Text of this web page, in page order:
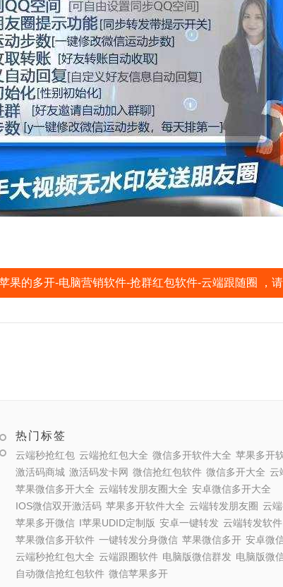
果的多开-电脑营销软件-抢群红包软件-云端跟随圈 ，
热门标签
云端秒抢红包 云端抢红包大全 微信多开软件大全 苹果多开
激活码商城 激活码发卡网 微信抢红包软件 微信多开大全 云
苹果微信多开大全 云端转发朋友圈大全 安卓微信多开大全
IOS微信双开激活码 苹果多开软件大全 云端转发朋友圈 云
苹果多开微信 I苹果UDID定制版 安卓一键转发 云端转发软件
苹果微信多开软件 一键转发分身微信 苹果微信多开 安卓微
云端秒抢红包大全 云端跟圈软件 电脑版微信群发 电脑版微
自动微信抢红包软件 微信苹果多开